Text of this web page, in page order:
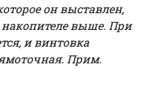
он выставлен,
накопителе выше. При
и винтовка
Прим.